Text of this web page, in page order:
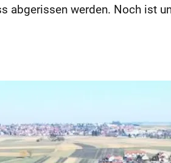
abgerissen werden. Noch ist